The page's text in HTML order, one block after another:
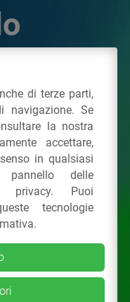
Milano (MI)
Policy &Cookie
di terze parti,
navigazione. Se
la nostra
accettare,
in qualsiasi
pannello delle
privacy. Puoi
tecnologie